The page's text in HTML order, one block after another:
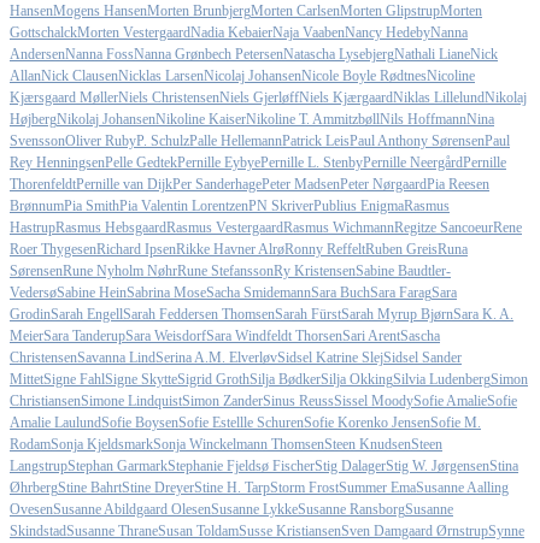
HansenMogens HansenMorten BrunbjergMorten CarlsenMorten GlipstrupMorten
GottschalckMorten VestergaardNadia KebaierNaja VaabenNancy HedebyNanna
AndersenNanna FossNanna Grønbech PetersenNatascha LysebjergNathali LianeNick
AllanNick ClausenNicklas LarsenNicolaj JohansenNicole Boyle RødtnesNicoline
Kjærsgaard MøllerNiels ChristensenNiels GjerløffNiels KjærgaardNiklas LillelundNikolaj
HøjbergNikolaj JohansenNikoline KaiserNikoline T. AmmitzbøllNils HoffmannNina
SvenssonOliver RubyP. SchulzPalle HellemannPatrick LeisPaul Anthony SørensenPaul
Rey HenningsenPelle GedtekPernille EybyePernille L. StenbyPernille NeergårdPernille
ThorenfeldtPernille van DijkPer SanderhagePeter MadsenPeter NørgaardPia Reesen
BrønnumPia SmithPia Valentin LorentzenPN SkriverPublius EnigmaRasmus
HastrupRasmus HebsgaardRasmus VestergaardRasmus WichmannRegitze SancoeurRene
Roer ThygesenRichard IpsenRikke Havner AlrøRonny ReffeltRuben GreisRuna
SørensenRune Nyholm NøhrRune StefanssonRy KristensenSabine Baudtler-
VedersøSabine HeinSabrina MoseSacha SmidemannSara BuchSara FaragSara
GrodinSarah EngellSarah Feddersen ThomsenSarah FürstSarah Myrup BjørnSara K. A.
MeierSara TanderupSara WeisdorfSara Windfeldt ThorsenSari ArentSascha
ChristensenSavanna LindSerina A.M. ElverløvSidsel Katrine SlejSidsel Sander
MittetSigne FahlSigne SkytteSigrid GrothSilja BødkerSilja OkkingSilvia LudenbergSimon
ChristiansenSimone LindquistSimon ZanderSinus ReussSissel MoodySofie AmalieSofie
Amalie LaulundSofie BoysenSofie Estellle SchurenSofie Korenko JensenSofie M.
RodamSonja KjeldsmarkSonja Winckelmann ThomsenSteen KnudsenSteen
LangstrupStephan GarmarkStephanie Fjeldsø FischerStig DalagerStig W. JørgensenStina
ØhrbergStine BahrtStine DreyerStine H. TarpStorm FrostSummer EmaSusanne Aalling
OvesenSusanne Abildgaard OlesenSusanne LykkeSusanne RansborgSusanne
SkindstadSusanne ThraneSusan ToldamSusse KristiansenSven Damgaard ØrnstrupSynne